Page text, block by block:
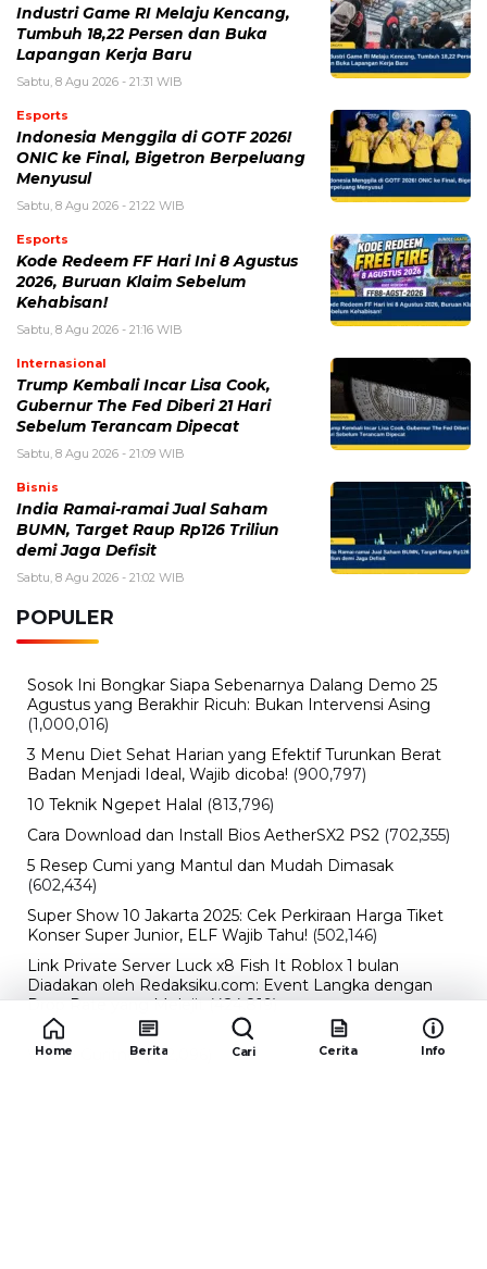
Industri Game RI Melaju Kencang,
Tumbuh 18,22 Persen dan Buka
Lapangan Kerja Baru
Sabtu, 8 Agu 2026 - 21:31 WIB
Esports
Indonesia Menggila di GOTF 2026!
ONIC ke Final, Bigetron Berpeluang
Menyusul
Sabtu, 8 Agu 2026 - 21:22 WIB
Esports
Kode Redeem FF Hari Ini 8 Agustus
2026, Buruan Klaim Sebelum
Kehabisan!
Sabtu, 8 Agu 2026 - 21:16 WIB
Internasional
Trump Kembali Incar Lisa Cook,
Gubernur The Fed Diberi 21 Hari
Sebelum Terancam Dipecat
Sabtu, 8 Agu 2026 - 21:09 WIB
Bisnis
India Ramai-ramai Jual Saham
BUMN, Target Raup Rp126 Triliun
demi Jaga Defisit
Sabtu, 8 Agu 2026 - 21:02 WIB
POPULER
Sosok Ini Bongkar Siapa Sebenarnya Dalang Demo 25
Agustus yang Berakhir Ricuh: Bukan Intervensi Asing
(1,000,016)
3 Menu Diet Sehat Harian yang Efektif Turunkan Berat
Badan Menjadi Ideal, Wajib dicoba! (900,797)
10 Teknik Ngepet Halal (813,796)
Cara Download dan Install Bios AetherSX2 PS2 (702,355)
5 Resep Cumi yang Mantul dan Mudah Dimasak
(602,434)
Super Show 10 Jakarta 2025: Cek Perkiraan Harga Tiket
Konser Super Junior, ELF Wajib Tahu! (502,146)
Link Private Server Luck x8 Fish It Roblox 1 bulan
Diadakan oleh Redaksiku.com: Event Langka dengan
Drop Rate yang Melejit (424,819)
10 Film Indonesia Tayang November 2024, Ada Film
Wulan Guritno! (352,096)
Home Berita Cari Cerita Info